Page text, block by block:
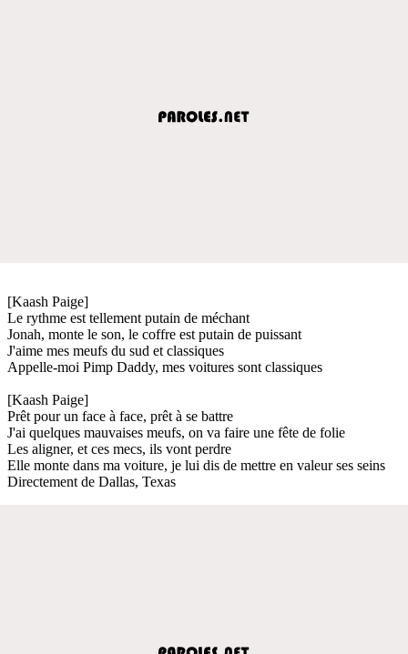
[Kaash Paige]
Le rythme est tellement putain de méchant
Jonah, monte le son, le coffre est putain de puissant
J'aime mes meufs du sud et classiques
Appelle-moi Pimp Daddy, mes voitures sont classiques
[Kaash Paige]
Prêt pour un face à face, prêt à se battre
J'ai quelques mauvaises meufs, on va faire une fête de folie
Les aligner, et ces mecs, ils vont perdre
Elle monte dans ma voiture, je lui dis de mettre en valeur ses seins
Directement de Dallas, Texas